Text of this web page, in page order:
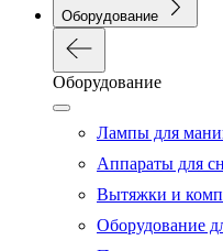
Оборудование
Оборудование
Лампы для
Аппараты для
Вытяжки и
Оборудование